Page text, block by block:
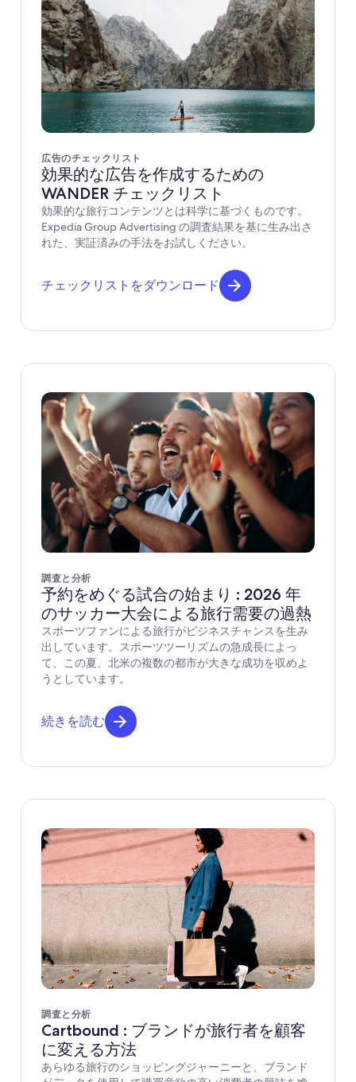
広告のチェックリスト
効果的な広告を作成するための
WANDER チェックリスト
効果的な旅行コンテンツとは科学に基づくものです。
Expedia Group Advertising の調査結果を基に生み出さ
れた、実証済みの手法をお試しください。
チェックリストをダウンロード
調査と分析
予約をめぐる試合の始まり : 2026 年
のサッカー大会による旅行需要の過熱
スポーツファンによる旅行がビジネスチャンスを生み
出しています。スポーツツーリズムの急成長によっ
て、この夏、北米の複数の都市が大きな成功を収めよ
うとしています。
続きを読む
調査と分析
Cartbound : ブランドが旅行者を顧客
に変える方法
あらゆる旅行のショッピングジャーニーと、ブランド